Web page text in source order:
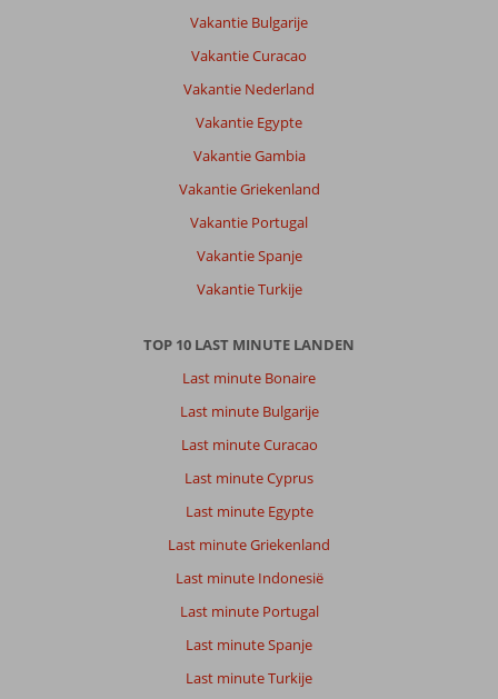
Vakantie Bulgarije
Vakantie Curacao
Vakantie Nederland
Vakantie Egypte
Vakantie Gambia
Vakantie Griekenland
Vakantie Portugal
Vakantie Spanje
Vakantie Turkije
TOP 10 LAST MINUTE LANDEN
Last minute Bonaire
Last minute Bulgarije
Last minute Curacao
Last minute Cyprus
Last minute Egypte
Last minute Griekenland
Last minute Indonesië
Last minute Portugal
Last minute Spanje
Last minute Turkije